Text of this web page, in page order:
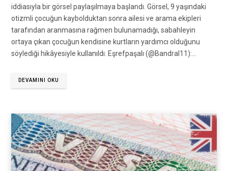
iddiasıyla bir görsel paylaşılmaya başlandı. Görsel, 9 yaşındaki
otizmli çocuğun kaybolduktan sonra ailesi ve arama ekipleri
tarafından aranmasına rağmen bulunamadığı, sabahleyin
ortaya çıkan çocuğun kendisine kurtların yardımcı olduğunu
söylediği hikâyesiyle kullanıldı. Eşrefpaşalı (@Bandral11):…
DEVAMINI OKU